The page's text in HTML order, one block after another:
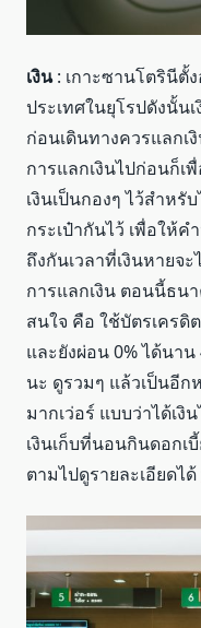
เงิน: เกาะซานโตรินีตั้
ประเทศในยุโรปดังนั้น
ก่อนเดินทางควรแลกเ
การแลกเงินไปก่อนก็เ
เงินเป็นกองๆ ไว้สำหรั
กระเป๋ากันไว้ เพื่อให้
ถึงกันเวลาที่เงินหายจ
การแลกเงิน ตอนนี้ธน
สนใจ คือ ใช้บัตรเครดิ
และยังผ่อน 0% ได้นาน
นะ ดูรวมๆ แล้วเป็นอีก
มากเว่อร์ แบบว่าได้เงิ
เงินเก็บที่นอนกินดอกเ
ตามไปดูรายละเอียดได้